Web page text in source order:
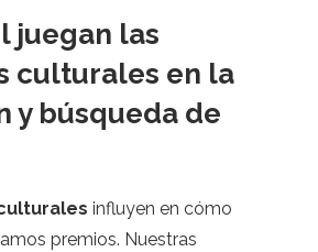
juegan las
culturales en la
y búsqueda de
influyen en cómo
premios. Nuestras